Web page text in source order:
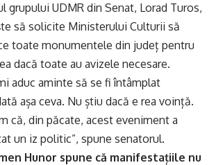
grupului UDMR din Senat, Lorad Turos,
să solicite Ministerului Culturii să
toate monumentele din județ pentru
dacă toate au avizele necesare.
aduc aminte să se fi întâmplat
așa ceva. Nu știu dacă e rea voință.
că, din păcate, acest eveniment a
un iz politic”, spune senatorul.
Hunor spune că manifestațiile nu